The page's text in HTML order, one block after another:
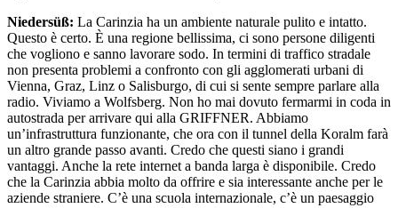
Niedersüß: La Carinzia ha un ambiente naturale pulito e intatto.
Questo è certo. È una regione bellissima, ci sono persone diligenti
che vogliono e sanno lavorare sodo. In termini di traffico stradale
non presenta problemi a confronto con gli agglomerati urbani di
Vienna, Graz, Linz o Salisburgo, di cui si sente sempre parlare alla
radio. Viviamo a Wolfsberg. Non ho mai dovuto fermarmi in coda in
autostrada per arrivare qui alla GRIFFNER. Abbiamo
un’infrastruttura funzionante, che ora con il tunnel della Koralm farà
un altro grande passo avanti. Credo che questi siano i grandi
vantaggi. Anche la rete internet a banda larga è disponibile. Credo
che la Carinzia abbia molto da offrire e sia interessante anche per le
aziende straniere. C’è una scuola internazionale, c’è un paesaggio